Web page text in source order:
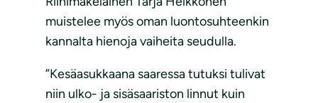
muistelee myös oman luontosuhteenkin
kannalta hienoja vaiheita seudulla.
”Kesäasukkaana saaressa tutuksi tulivat
niin ulko- ja sisäsaariston linnut kuin